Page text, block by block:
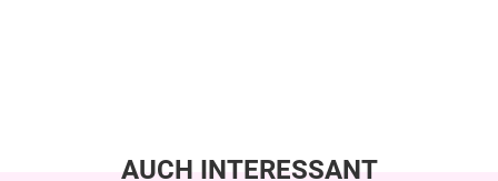
AUCH INTERESSANT